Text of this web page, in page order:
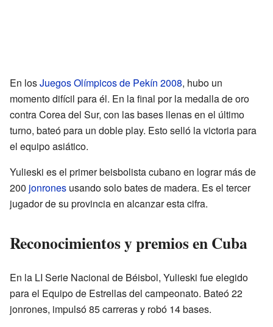
En losJuegos Olímpicos de Pekín 2008, hubo un
momento difícil para él. En la final por la medalla de oro
contra Corea del Sur, con las bases llenas en el último
turno, bateó para un doble play. Esto selló la victoria para
el equipo asiático.
Yulieski es el primer beisbolista cubano en lograr más de
200 jonrones usando solo bates de madera. Es el tercer
jugador de su provincia en alcanzar esta cifra.
Reconocimientos y premios en Cuba
En la LI Serie Nacional de Béisbol, Yulieski fue elegido
para el Equipo de Estrellas del campeonato. Bateó 22
jonrones, impulsó 85 carreras y robó 14 bases.